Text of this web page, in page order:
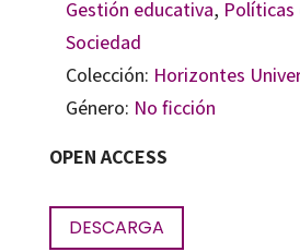
Gestión educativa, Políticas
Sociedad
Colección: Horizontes
Género: No ficción
OPEN ACCESS
DESCARGA